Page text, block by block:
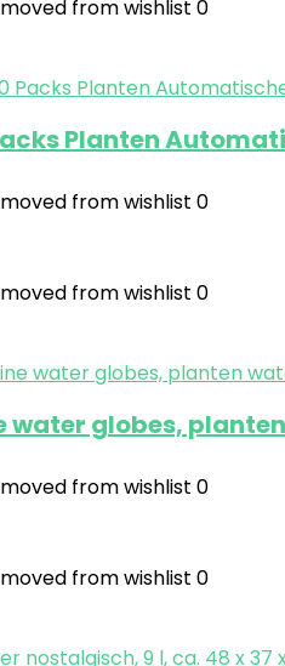
from wishlist 0
Planten
from wishlist 0
from wishlist 0
water globes,
from wishlist 0
from wishlist 0